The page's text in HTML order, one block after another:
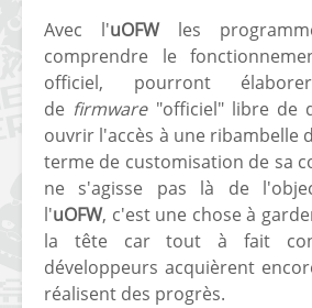
Avec l'uOFWles
comprendre le
officiel, pourront
de firmware"officiel" libre de
ouvrir l'accès à une ribambelle
terme de customisation de sa
ne s'agisse pas là de
l'uOFW, c'est une chose à
la tête car tout à fait
développeurs acquièrent
réalisent des progrès.